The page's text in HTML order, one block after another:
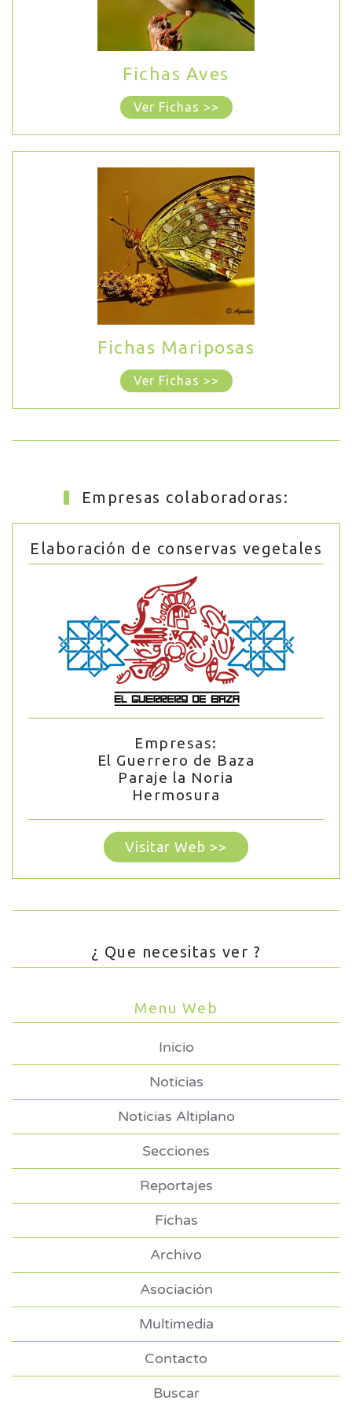
Fichas Aves
Ver Fichas >>
Fichas Mariposas
Ver Fichas >>
Empresas colaboradoras:
Elaboración de conservas vegetales
Empresas:
El Guerrero de Baza
Paraje la Noria
Hermosura
Visitar Web >>
¿ Que necesitas ver ?
Menu Web
Inicio
Noticias
Noticias Altiplano
Secciones
Reportajes
Fichas
Archivo
Asociación
Multimedia
Contacto
Buscar